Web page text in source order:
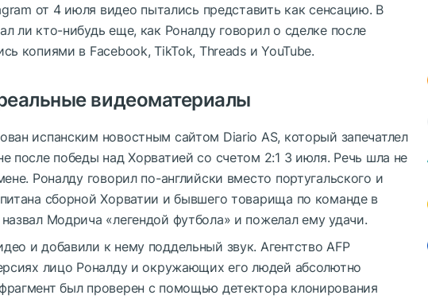
от 4 июля видео пытались представить как сенсацию. В
ли кто-нибудь еще, как Роналду говорил о сделке после
копиями в Facebook, TikTok, Threads и YouTube.
видеоматериалы
испанским новостным сайтом Diario AS, который запечатлел
после победы над Хорватией со счетом 2:1 3 июля. Речь шла не
Роналду говорил по-английски вместо португальского и
сборной Хорватии и бывшего товарища по команде в
Модрича «легендой футбола» и пожелал ему удачи.
и добавили к нему поддельный звук. Агентство AFP
лицо Роналду и окружающих его людей абсолютно
был проверен с помощью детектора клонирования